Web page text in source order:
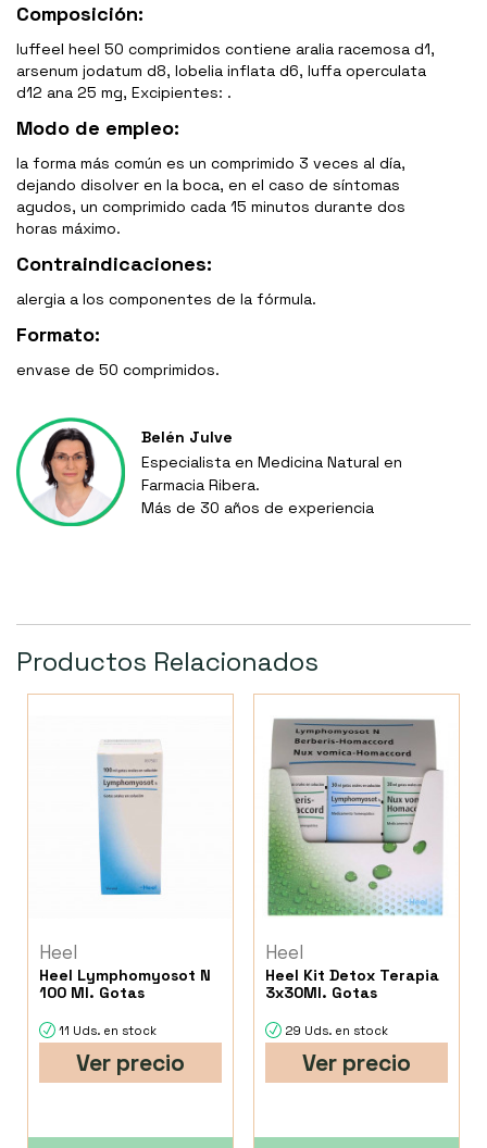
Composición:
luffeel heel 50 comprimidos contiene aralia racemosa d1,
arsenum jodatum d8, lobelia inflata d6, luffa operculata
d12 ana 25 mg, Excipientes: .
Modo de empleo:
la forma más común es un comprimido 3 veces al día,
dejando disolver en la boca, en el caso de síntomas
agudos, un comprimido cada 15 minutos durante dos
horas máximo.
Contraindicaciones:
alergia a los componentes de la fórmula.
Formato:
envase de 50 comprimidos.
Belén Julve
Especialista en Medicina Natural en
Farmacia Ribera.
Más de 30 años de experiencia
Productos Relacionados
Heel
Heel Lymphomyosot N
100 Ml. Gotas
11 Uds. en stock
Ver precio
Heel
Heel Kit Detox Terapia
3x30Ml. Gotas
29 Uds. en stock
Ver precio